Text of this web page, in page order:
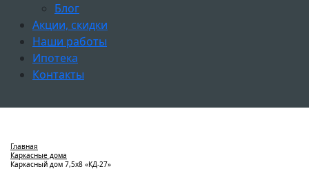
Блог
Акции, скидки
Наши работы
Ипотека
Контакты
Главная
Каркасные дома
Каркасный дом 7,5х8 «КД-27»